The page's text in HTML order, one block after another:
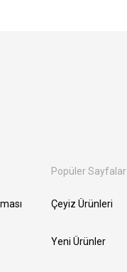
Popüler Sayfalar
Çeyiz Ürünleri
Yeni Ürünler